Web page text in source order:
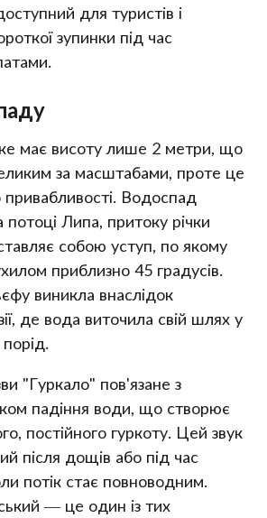
для туристів і
зупинки під час
має висоту лише 2 метри, що
за масштабами, проте це
Водоспад
Липа, притоку річки
собою уступ, по якому
приблизно 45 градусів.
виникла внаслідок
де вода виточила свій шлях у
порід.
"Гуркало" пов'язане з
падіння води, що створює
постійного гуркоту. Цей звук
після дощів або під час
потік стає повноводним.
— це один із тих